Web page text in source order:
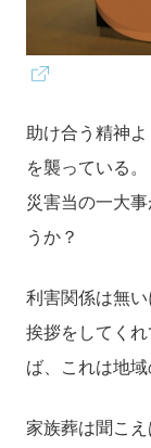
助け合う精神
を襲っている。
災害当の一大
うか？
利害関係は無
挨拶をしてく
ば、これは地
家族葬は聞こ